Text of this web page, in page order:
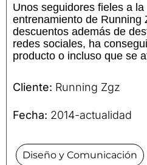
Unos seguidores fieles a
entrenamiento de Running
descuentos además de
redes sociales, ha
producto o incluso que se
Cliente: Running Zgz
Fecha: 2014-actualidad
Diseño y Comunicación